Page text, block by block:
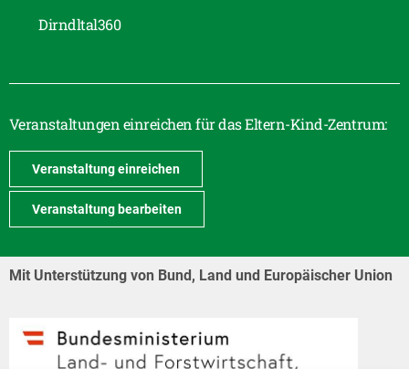
Dirndltal360
Veranstaltungen einreichen für das Eltern-Kind-Zentrum:
Veranstaltung einreichen
Veranstaltung bearbeiten
Mit Unterstützung von Bund, Land und Europäischer Union